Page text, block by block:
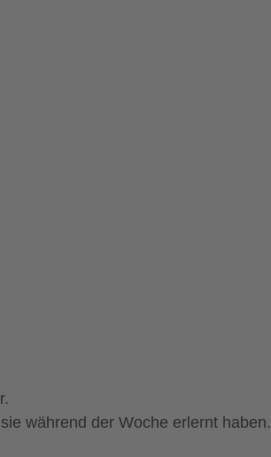
während der Woche erlernt haben.